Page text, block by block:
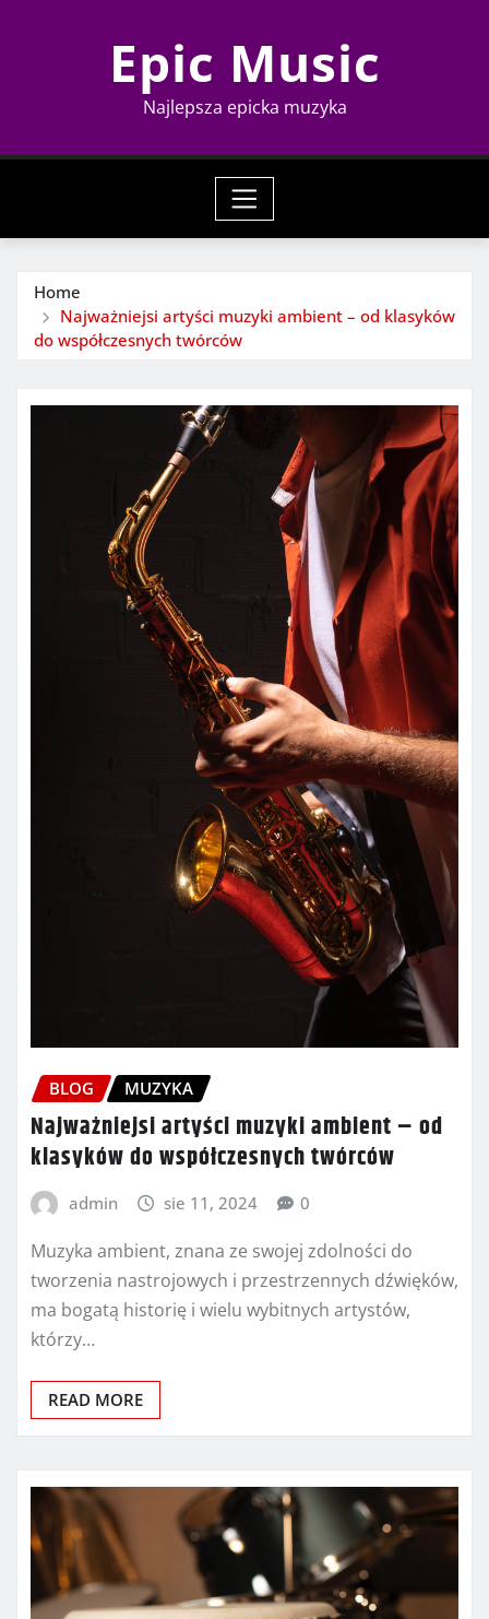
Epic Music
Najlepsza epicka muzyka
Home
Najważniejsi artyści muzyki ambient – od klasyków
do współczesnych twórców
BLOG MUZYKA
Najważniejsi artyści muzyki ambient – od
klasyków do współczesnych twórców
admin sie 11, 2024 0
Muzyka ambient, znana ze swojej zdolności do
tworzenia nastrojowych i przestrzennych dźwięków,
ma bogatą historię i wielu wybitnych artystów,
którzy…
READ MORE